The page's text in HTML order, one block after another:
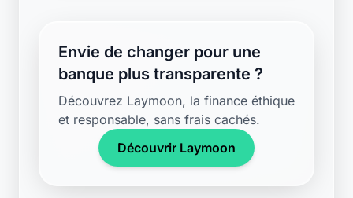
Envie de changer pour une
banque plus transparente ?
Découvrez Laymoon, la finance éthique
et responsable, sans frais cachés.
Découvrir Laymoon